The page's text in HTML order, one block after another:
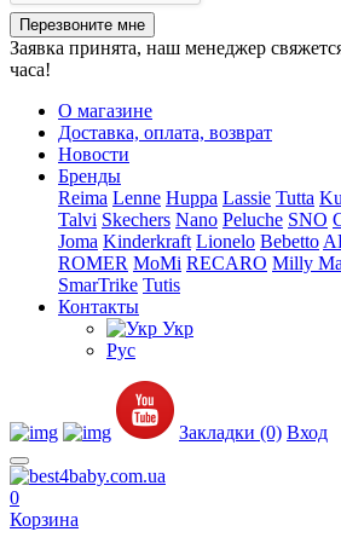
Перезвоните мне
Заявка принята, наш менеджер
часа!
О магазине
Доставка, оплата, возврат
Новости
Бренды
Reima Lenne Huppa Lassie Tutta
Talvi Skechers Nano Peluche SNO
Joma Kinderkraft Lionelo Bebetto
ROMER MoMi RECARO Milly
SmarTrike Tutis
Контакты
Укр
Рус
Закладки (0) Вход
0
Корзина